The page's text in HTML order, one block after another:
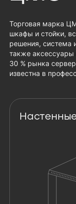
Торговая марка
шкафы и стойки,
решения, система
также
30 % рынка
известна в